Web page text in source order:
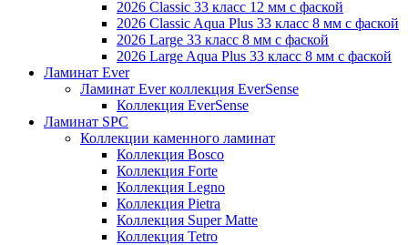
2026 Classic 33 класс 12 мм с фаской
2026 Classic Aqua Plus 33 класс 8 мм с фаской
2026 Large 33 класс 8 мм с фаской
2026 Large Aqua Plus 33 класс 8 мм с фаской
Ламинат Ever
Ламинат Ever коллекция EverSense
Коллекция EverSense
Ламинат SPC
Коллекции каменного ламинат
Коллекция Bosco
Коллекция Forte
Коллекция Legno
Коллекция Pietra
Коллекция Super Matte
Коллекция Tetro